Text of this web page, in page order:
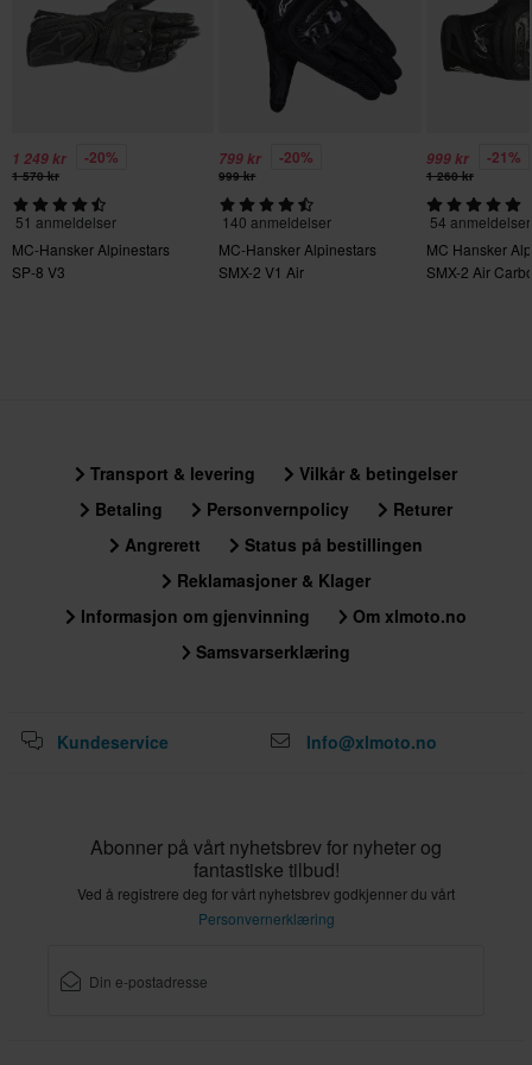
1 249 kr -20%
1 570 kr
51 anmeldelser
MC-Hansker Alpinestars
SP-8 V3
799 kr -20%
999 kr
140 anmeldelser
MC-Hansker Alpinestars
SMX-2 V1 Air
999 kr -21%
1 260 kr
54 anmeldelser
MC Hansker
SMX-2 Air
Transport & levering
Vilkår & betingelser
Betaling
Personvernpolicy
Returer
Angrerett
Status på bestillingen
Reklamasjoner & Klager
Informasjon om gjenvinning
Om xlmoto.no
Samsvarserklæring
Kundeservice Info@xlmoto.no
Abonner på vårt nyhetsbrev for nyheter og
fantastiske tilbud!
Ved å registrere deg for vårt nyhetsbrev godkjenner du vårt
Personvernerklæring